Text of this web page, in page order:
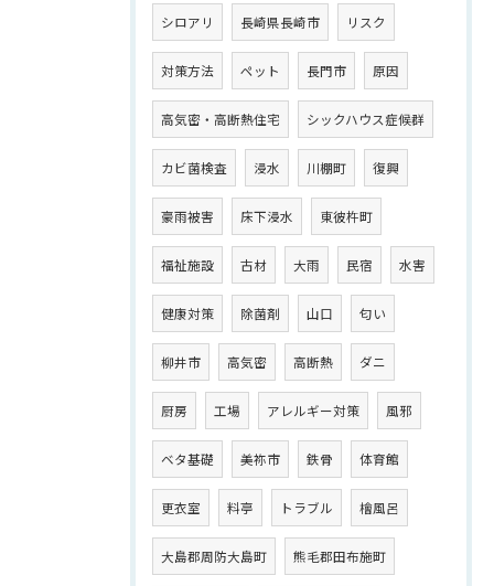
シロアリ 長崎県長崎市 リスク
対策方法 ペット 長門市 原因
高気密・高断熱住宅 シックハウス症候群
カビ菌検査 浸水 川棚町 復興
豪雨被害 床下浸水 東彼杵町
福祉施設 古材 大雨 民宿 水害
健康対策 除菌剤 山口 匂い
柳井市 高気密 高断熱 ダニ
厨房 工場 アレルギー対策 風邪
ベタ基礎 美祢市 鉄骨 体育館
更衣室 料亭 トラブル 檜風呂
大島郡周防大島町 熊毛郡田布施町